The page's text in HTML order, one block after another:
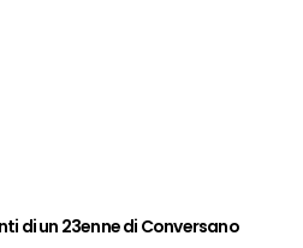
di un 23enne di Conversano